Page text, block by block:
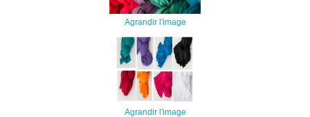
Agrandir l'image
Agrandir l'image